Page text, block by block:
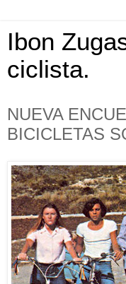
Ibon
ciclista.
NUEVA
BICICLETAS